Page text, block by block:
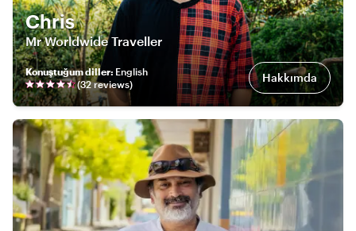
Chris
Mr Worldwide Traveller
Konuştuğum diller: English
(32reviews) Hakkımda